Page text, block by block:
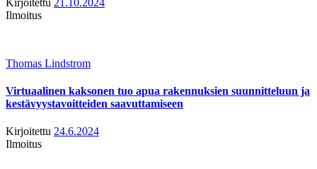
Ilmoitus
Thomas Lindstrom
Virtuaalinen kaksonen tuo apua rakennuksien suunnitteluun ja
kestävyystavoitteiden saavuttamiseen
Kirjoitettu 24.6.2024
Ilmoitus